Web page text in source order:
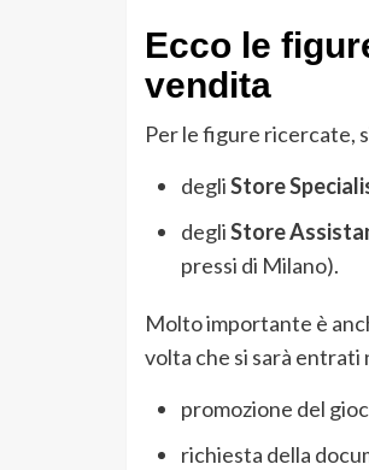
Ecco le
vendita
Per le figure ricercate,
degliStore
degliStore
pressi di Milano).
Molto importante è
volta che si sarà entrati
promozione del
richiesta della